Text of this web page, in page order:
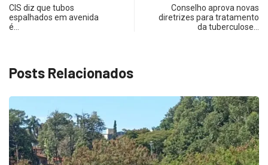
CIS diz que tubos
espalhados em avenida
é…
Conselho aprova novas
diretrizes para tratamento
da tuberculose…
Posts Relacionados